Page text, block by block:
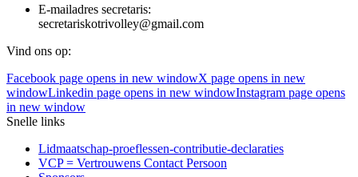
E-mailadres secretaris:
secretariskotrivolley@gmail.com
Vind ons op:
Facebook page opens in new windowX page opens in new
windowLinkedin page opens in new windowInstagram page opens
in new window
Snelle links
Lidmaatschap-proeflessen-contributie-declaraties
VCP = Vertrouwens Contact Persoon